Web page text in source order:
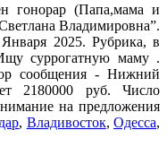
гонорар (Папа,мама и
Владимировна”.
2025. Рубрика, в
суррогатную маму .
сообщения - Нижний
2180000 руб. Число
на предложения
, Владивосток,Одесса,